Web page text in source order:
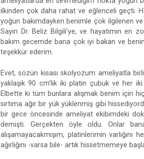
ilkinden çok daha rahat ve eğlenceli geçti.
yoğun bakımdayken benimle çok ilgilenen
Sayın Dr. Beliz Bilgili’ye, ve hayatımın
bakım gecemde bana çok iyi bakan ve
teşekkür ederim.
Evet, sözün kısası skolyozum ameliyatla
yaklaşık 90 cm’lik iki platin çubuk ve her
Elbette ki tüm bunlara alışmak benim için
sırtıma ağır bir yük yüklenmiş gibi
bir gece öncesinde ameliyat ekibimdeki
demişti. Gerçekten öyle oldu. Onlar
alışamayacakmışım, platinlerimin
ağırlığını -varsa bile- artık hissetmemeye